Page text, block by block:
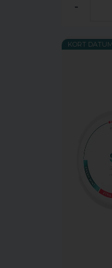
-
KORT